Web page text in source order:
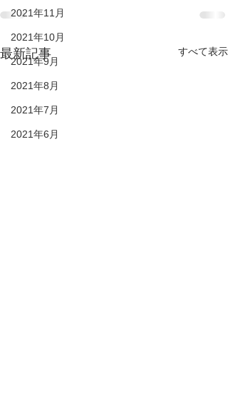
2021年11月
2021年10月
2021年9月
2021年8月
2021年7月
2021年6月
最新記事 すべて表示